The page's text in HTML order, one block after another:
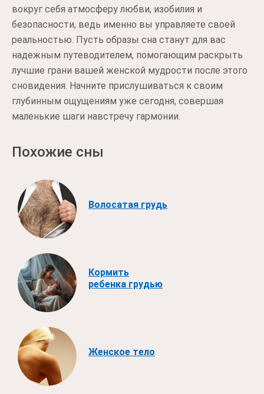
вокруг себя атмосферу любви, изобилия и
безопасности, ведь именно вы управляете своей
реальностью. Пусть образы сна станут для вас
надежным путеводителем, помогающим раскрыть
лучшие грани вашей женской мудрости после этого
сновидения. Начните прислушиваться к своим
глубинным ощущениям уже сегодня, совершая
маленькие шаги навстречу гармонии.
Похожие сны
Волосатая грудь
Кормить
ребенка грудью
Женское тело